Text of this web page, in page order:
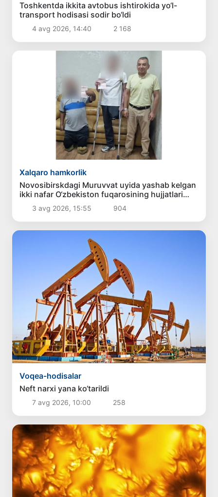
Toshkentda ikkita avtobus ishtirokida yo‘l-
transport hodisasi sodir bo‘ldi
4 avg 2026, 14:40 2 168
Xalqaro hamkorlik
Novosibirskdagi Muruvvat uyida yashab kelgan
ikki nafar O‘zbekiston fuqarosining hujjatlari
tiklandi3 avg 2026, 15:55 904
Voqea-hodisalar
Neft narxi yana ko‘tarildi
7 avg 2026, 10:00 258